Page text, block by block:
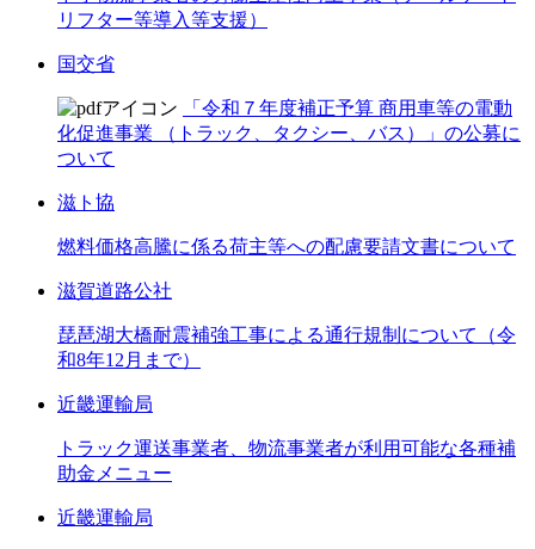
リフター等導入等支援）
国交省
「令和７年度補正予算 商用車等の電動
化促進事業 （トラック、タクシー、バス）」の公募に
ついて
滋ト協
燃料価格高騰に係る荷主等への配慮要請文書について
滋賀道路公社
琵琶湖大橋耐震補強工事による通行規制について（令
和8年12月まで）
近畿運輸局
トラック運送事業者、物流事業者が利用可能な各種補
助金メニュー
近畿運輸局